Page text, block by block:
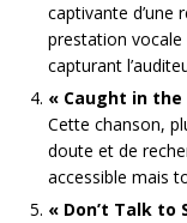
captivante d’une
prestation
capturant
« Caught in the
Cette chanson,
doute et de
accessible mais
« Don’t Talk to